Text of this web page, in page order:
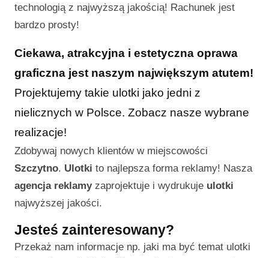
technologią z najwyższą jakością! Rachunek jest
bardzo prosty!
Ciekawa, atrakcyjna i estetyczna oprawa
graficzna jest naszym największym atutem!
Projektujemy takie ulotki jako jedni z
nielicznych w Polsce. Zobacz nasze wybrane
realizacje!
Zdobywaj nowych klientów w miejscowości
Szczytno. Ulotki to najlepsza forma reklamy! Nasza
agencja reklamyzaprojektuje i wydrukuje ulotki
najwyższej jakości.
Jesteś zainteresowany?
Przekaż nam informacje np. jaki ma być temat ulotki